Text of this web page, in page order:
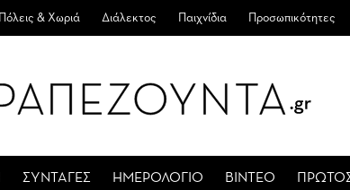
Πόλεις & Χωριά Διάλεκτος Παιχνίδια Προσωπικότητες
ΣΥΝΤΑΓΕΣ ΗΜΕΡΟΛΟΓΙΟ ΒΙΝΤΕΟ